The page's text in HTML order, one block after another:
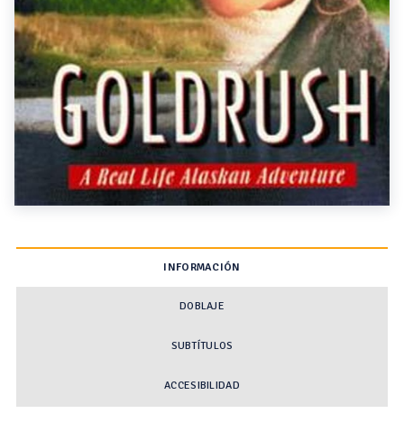
INFORMACIÓN
DOBLAJE
SUBTÍTULOS
ACCESIBILIDAD